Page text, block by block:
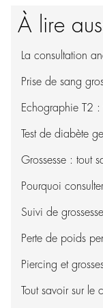
À lire
La consultation
Prise de sang
Echographie T2
Test de diabète
Grossesse : tout
Pourquoi
Suivi de
Perte de poids
Piercing et
Tout savoir sur le